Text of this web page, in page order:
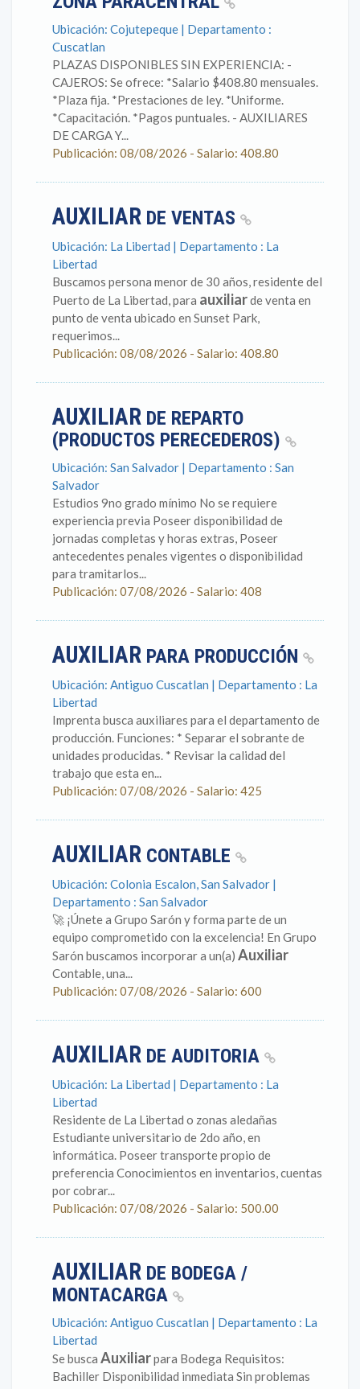
Ubicación: Cojutepeque | Departamento :
Cuscatlan
PLAZAS DISPONIBLES SIN EXPERIENCIA: -
CAJEROS: Se ofrece: *Salario $408.80 mensuales.
*Plaza fija. *Prestaciones de ley. *Uniforme.
*Capacitación. *Pagos puntuales. - AUXILIARES
DE CARGA Y...
Publicación: 08/08/2026 - Salario: 408.80
AUXILIAR DE VENTAS
Ubicación: La Libertad | Departamento : La
Libertad
Buscamos persona menor de 30 años, residente del
Puerto de La Libertad, para auxiliarde venta en
punto de venta ubicado en Sunset Park,
requerimos...
Publicación: 08/08/2026 - Salario: 408.80
AUXILIAR DE REPARTO
(PRODUCTOS PERECEDEROS)
Ubicación: San Salvador | Departamento : San
Salvador
Estudios 9no grado mínimo No se requiere
experiencia previa Poseer disponibilidad de
jornadas completas y horas extras, Poseer
antecedentes penales vigentes o disponibilidad
para tramitarlos...
Publicación: 07/08/2026 - Salario: 408
AUXILIAR PARA PRODUCCIÓN
Ubicación: Antiguo Cuscatlan | Departamento : La
Libertad
Imprenta busca auxiliares para el departamento de
producción. Funciones: * Separar el sobrante de
unidades producidas. * Revisar la calidad del
trabajo que esta en...
Publicación: 07/08/2026 - Salario: 425
AUXILIAR CONTABLE
Ubicación: Colonia Escalon, San Salvador |
Departamento : San Salvador
🚀 ¡Únete a Grupo Sarón y forma parte de un
equipo comprometido con la excelencia! En Grupo
Sarón buscamos incorporar a un(a) Auxiliar
Contable, una...
Publicación: 07/08/2026 - Salario: 600
AUXILIAR DE AUDITORIA
Ubicación: La Libertad | Departamento : La
Libertad
Residente de La Libertad o zonas aledañas
Estudiante universitario de 2do año, en
informática. Poseer transporte propio de
preferencia Conocimientos en inventarios, cuentas
por cobrar...
Publicación: 07/08/2026 - Salario: 500.00
AUXILIAR DE BODEGA /
MONTACARGA
Ubicación: Antiguo Cuscatlan | Departamento : La
Libertad
Se busca Auxiliarpara Bodega Requisitos:
Bachiller Disponibilidad inmediata Sin problemas